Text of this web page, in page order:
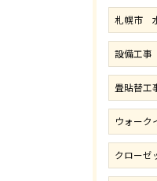
札幌市
設備工事
畳貼替工
ウォーク
クローゼ